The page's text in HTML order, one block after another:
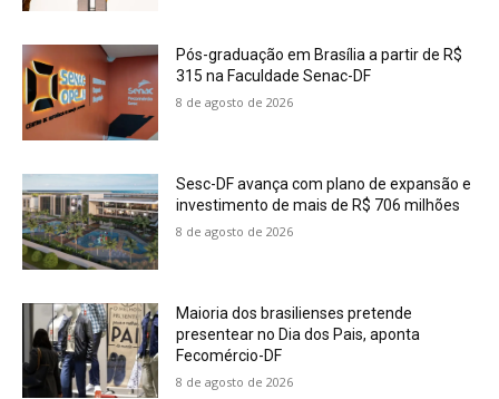
Pós-graduação em Brasília a partir de R$
315 na Faculdade Senac-DF
8 de agosto de 2026
Sesc-DF avança com plano de expansão e
investimento de mais de R$ 706 milhões
8 de agosto de 2026
Maioria dos brasilienses pretende
presentear no Dia dos Pais, aponta
Fecomércio-DF
8 de agosto de 2026